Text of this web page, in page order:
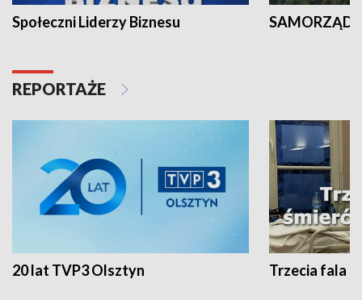
Społeczni Liderzy Biznesu SAMORZĄD
REPORTAŻE
20 lat TVP3 Olsztyn Trzecia fala -